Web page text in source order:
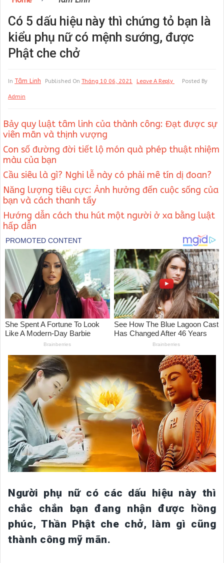
Có 5 dấu hiệu này thì chứng tỏ bạn là
kiểu phụ nữ có mệnh sướng, được
Phật che chở
In Tâm Linh Published On Tháng 10 06, 2021 Leave A Reply Posted By
Admin
Bảy quy luật tâm linh của thành công: Đạt được sự
viên mãn và thịnh vượng
Con số đường đời tiết lộ món quà phép thuật nhiệm
màu của bạn
Cầu siêu là gì? Nghi lễ này có phải mê tín dị đoan?
Năng lượng tiêu cực: Ảnh hưởng đến cuộc sống của
bạn và cách thanh tẩy
Hướng dẫn cách thu hút một người ở xa bằng luật
hấp dẫn
Người phụ nữ có các dấu hiệu này thì
chắc chắn bạn đang nhận được hồng
phúc, Thần Phật che chở, làm gì cũng
thành công mỹ mãn.